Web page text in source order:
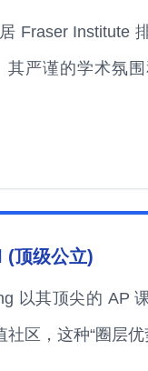
Fraser Institute
严谨的学术氛
顶级公立)
以其顶尖的 AP
区，这种“圈层优